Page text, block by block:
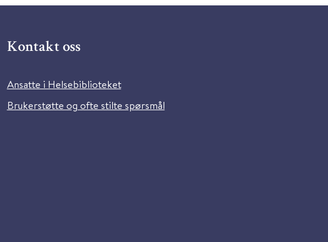
Kontakt oss
Ansatte i Helsebiblioteket
Brukerstøtte og ofte stilte spørsmål